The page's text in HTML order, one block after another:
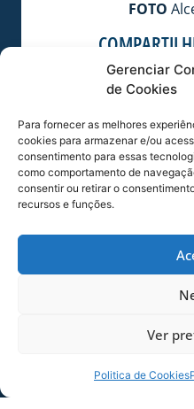
Gerenciar
de Cookies
Para fornecer as melhores
cookies para armazenar e/ou
consentimento para essas
como comportamento de
consentir ou retirar o
recursos e funções.
Ver
Politica de Cookies
FOTO
MAIS
SERVIÇO DE
21ª
Dias dos Pais vem